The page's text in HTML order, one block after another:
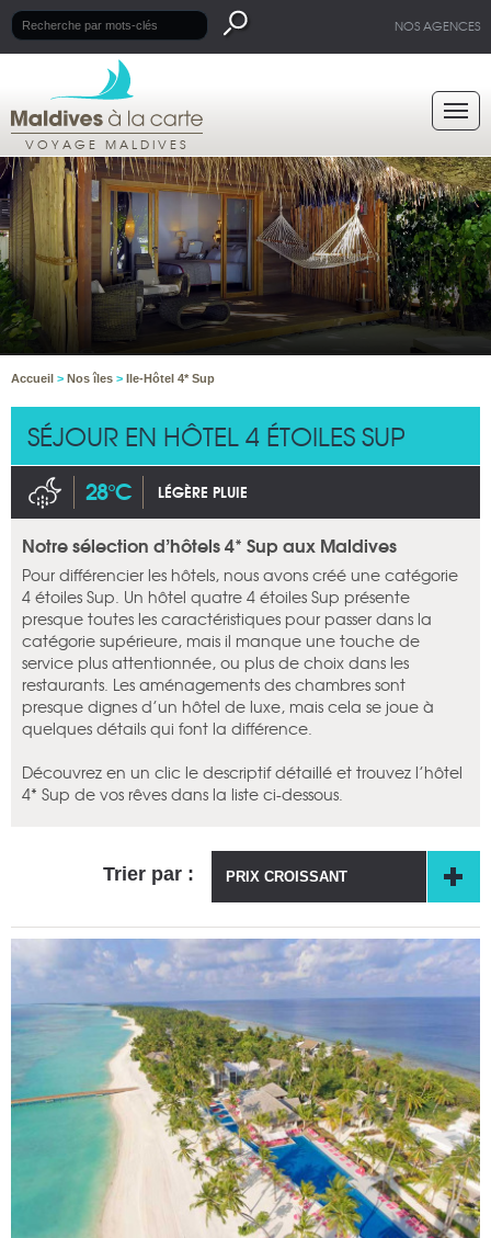
NOS AGENCES
VOYAGE MALDIVES
Accueil > Nos îles > Ile-Hôtel 4* Sup
SÉJOUR EN HÔTEL 4 ÉTOILES SUP
28°C LÉGÈRE PLUIE
Notre sélection d’hôtels 4* Sup aux Maldives
Pour différencier les hôtels, nous avons créé une catégorie
4 étoiles Sup. Un hôtel quatre 4 étoiles Sup présente
presque toutes les caractéristiques pour passer dans la
catégorie supérieure, mais il manque une touche de
service plus attentionnée, ou plus de choix dans les
restaurants. Les aménagements des chambres sont
presque dignes d’un hôtel de luxe, mais cela se joue à
quelques détails qui font la différence.
Découvrez en un clic le descriptif détaillé et trouvez l’hôtel
4* Sup de vos rêves dans la liste ci-dessous.
Trier par : PRIX CROISSANT